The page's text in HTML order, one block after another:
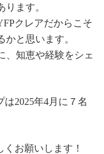
ます。
クレアだからこそ
と思います。
、知恵や経験をシェ
2025年4月に７名
お願いします！